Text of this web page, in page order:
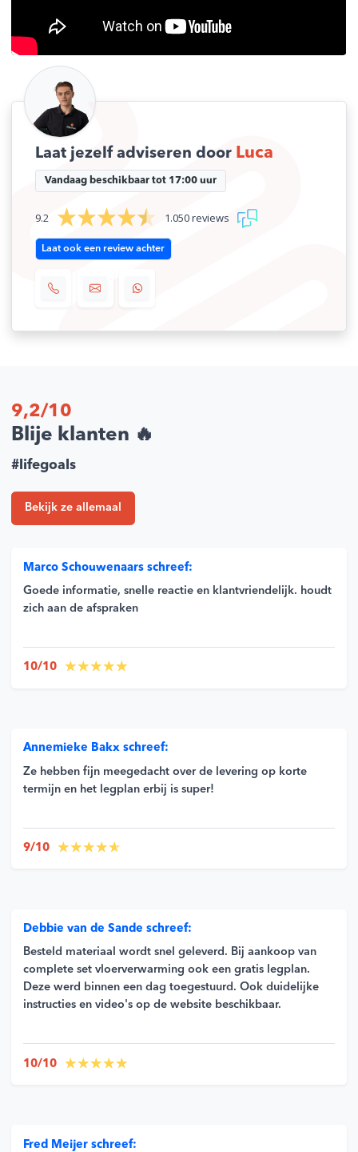
50 × 50 × 50 cm
Merk
MPN nummer
N/B
Laat jezelf adviseren door Luca
Vandaag beschikbaar tot 17:00 uur
9.2 1.050 reviews
Laat ook een review achter
9,2/10
Blije klanten 🔥
#lifegoals
Bekijk ze allemaal
Marco Schouwenaars schreef:
Goede informatie, snelle reactie en klantvriendelijk. houdt
zich aan de afspraken
10/10
Annemieke Bakx schreef:
Ze hebben fijn meegedacht over de levering op korte
termijn en het legplan erbij is super!
9/10
Debbie van de Sande schreef:
Besteld materiaal wordt snel geleverd. Bij aankoop van
complete set vloerverwarming ook een gratis legplan.
Deze werd binnen een dag toegestuurd. Ook duidelijke
instructies en video's op de website beschikbaar.
10/10
Fred Meijer schreef: